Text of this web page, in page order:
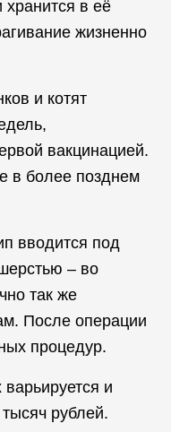
в её
жизненно
и котят
вакцинацией.
в более позднем
вводится под
– во
так же
После операции
процедур.
и
рублей.